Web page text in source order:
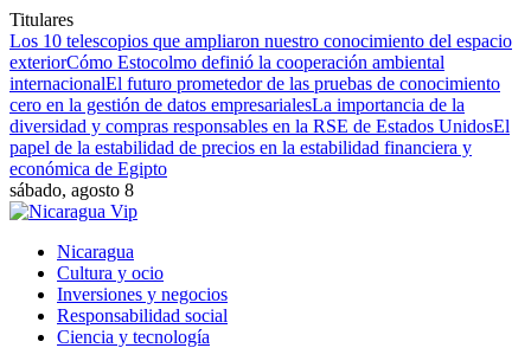
Titulares
Los 10 telescopios que ampliaron nuestro conocimiento del espacio
exteriorCómo Estocolmo definió la cooperación ambiental
internacionalEl futuro prometedor de las pruebas de conocimiento
cero en la gestión de datos empresarialesLa importancia de la
diversidad y compras responsables en la RSE de Estados UnidosEl
papel de la estabilidad de precios en la estabilidad financiera y
económica de Egipto
sábado, agosto 8
Nicaragua
Cultura y ocio
Inversiones y negocios
Responsabilidad social
Ciencia y tecnología